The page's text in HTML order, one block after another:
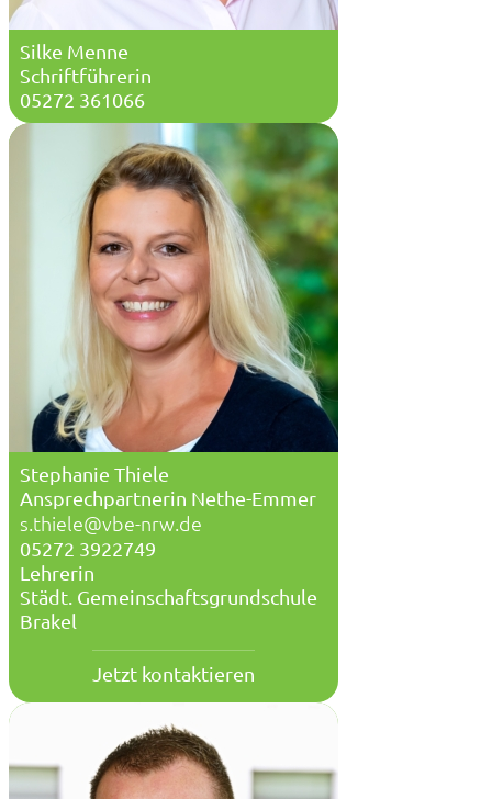
Silke Menne
Schriftführerin
05272 361066
Stephanie Thiele
Ansprechpartnerin Nethe-Emmer
s.thiele@vbe-nrw.de
05272 3922749
Lehrerin
Städt. Gemeinschaftsgrundschule
Brakel
Jetzt kontaktieren